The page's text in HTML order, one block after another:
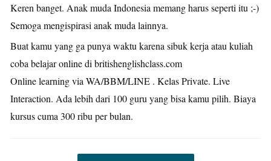
Keren banget. Anak muda Indonesia memang harus seperti itu ;-)
Semoga mengispirasi anak muda lainnya.
Buat kamu yang ga punya waktu karena sibuk kerja atau kuliah
coba belajar online di britishenglishclass.com
Online learning via WA/BBM/LINE . Kelas Private. Live
Interaction. Ada lebih dari 100 guru yang bisa kamu pilih. Biaya
kursus cuma 300 ribu per bulan.